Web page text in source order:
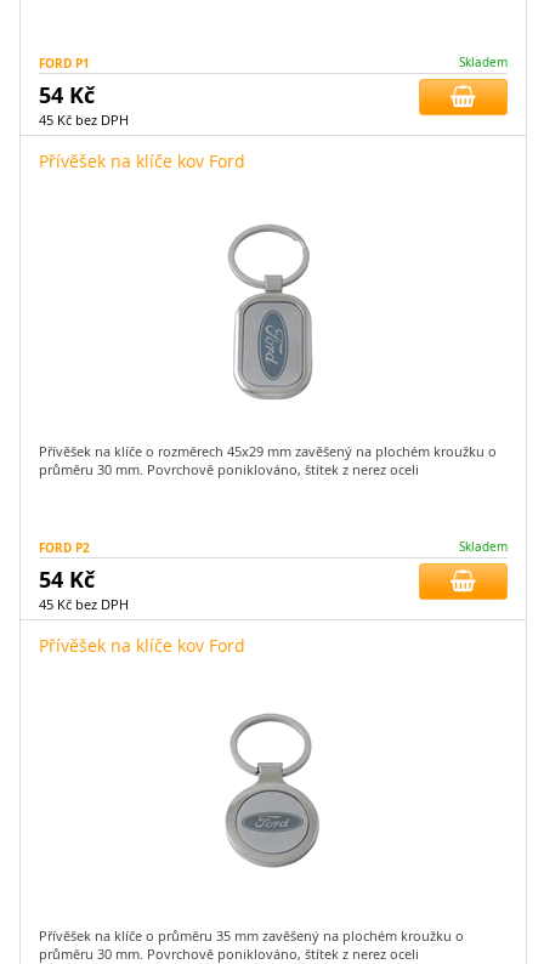
FORD P1 Skladem
54 Kč
45 Kč bez DPH
Přívěšek na klíče kov Ford
Přívěšek na klíče o rozměrech 45x29 mm zavěšený na plochém kroužku o
průměru 30 mm. Povrchově poniklováno, štítek z nerez oceli
FORD P2 Skladem
54 Kč
45 Kč bez DPH
Přívěšek na klíče kov Ford
Přívěšek na klíče o průměru 35 mm zavěšený na plochém kroužku o
průměru 30 mm. Povrchově poniklováno, štítek z nerez oceli